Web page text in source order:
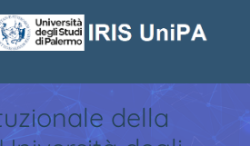
della